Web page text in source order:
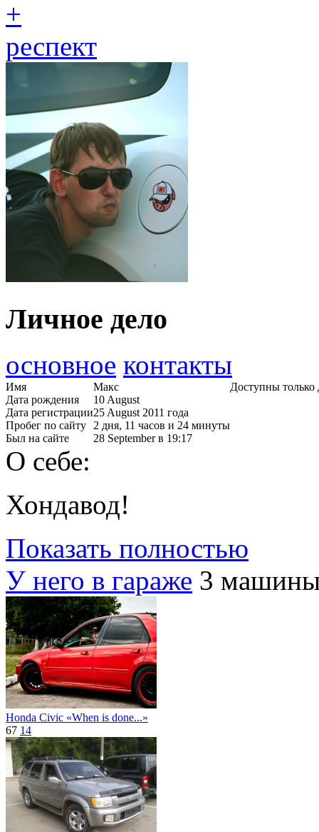
+
респект
Личное дело
основное контакты
Имя
Макс
Дата рождения
10 August
Дата регистрации25 August 2011 года
Пробег по сайту 2 дня, 11 часов и 24 минуты
Был на сайте
28 September в 19:17
Доступны только
О себе:
Хондавод!
Показать полностью
У него в гараже 3
Honda Civic «When is done...»
67 14